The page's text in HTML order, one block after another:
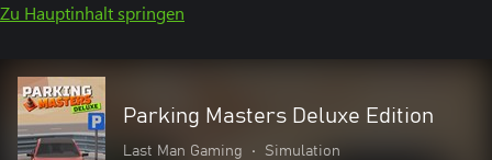
Zu Hauptinhalt springen
Parking Masters Deluxe Edition
Last Man Gaming • Simulation